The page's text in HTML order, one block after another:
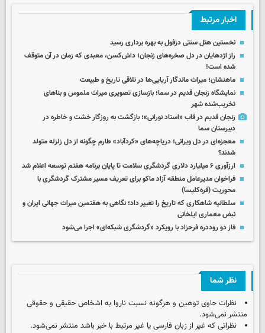
اخبار مرتبط
نخستین هتل سنتی دزفول به بهره برداری رسید
راز اژدهایان در دل صخره‌های زنجان؛ داش‌کسن، معبدی که زمان در آن متوقف
شده است!
ماهنشان؛ میراث ماندگار آریایی‌ها در تلاقی تاریخ و طبیعت
نمایشگاه زنجان قدیم در سما؛ بازسازی تصویری میراث ملموس و بناهای
تخریب‌شده شهر
زنجان قدیم در قاب «استاد نورانی»؛ بازگشت به روزگار خشت و خاطره در
دبیرستان سما
معجزه‌ای در دل ویرانی؛ دریاچه‌های «کردآباد» طارم چگونه از دل زلزله متولد
شدند؟
ارزآوری ۶ میلیارد دلاری گردشگری سلامت تا پایان برنامه هفتم توسعه اعلام شد
فراخوان مدیرعامل منطقه آزاد ماکو برای تعریف مسیر مشترک گردشگری با
محوریت (قره‌کلیسا)
سلطانیه شاهکاری که تاریخ را تغییر داد؛ نگاهی به هفتمین میراث جهانی ایران و
نبض معماری ایلخانی
فاز دو روددره فرحزاد با رویکرد «گردشگری شبکه‌ای» اجرا می‌شود
نظر شما
نظرات حاوی توهین و هرگونه نسبت ناروا به اشخاص حقیقی و حقوقی
منتشر نمی‌شود.
نظراتی که غیر از زبان فارسی یا غیر مرتبط با خبر باشد منتشر نمی‌شود.